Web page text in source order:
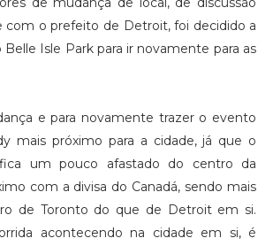
com o prefeito de Detroit, foi decidido a
Belle Isle Park para ir novamente para as
e para novamente trazer o evento
mais próximo para a cidade, já que o
um pouco afastado do centro da
com a divisa do Canadá, sendo mais
de Toronto do que de Detroit em si.
acontecendo na cidade em si, é